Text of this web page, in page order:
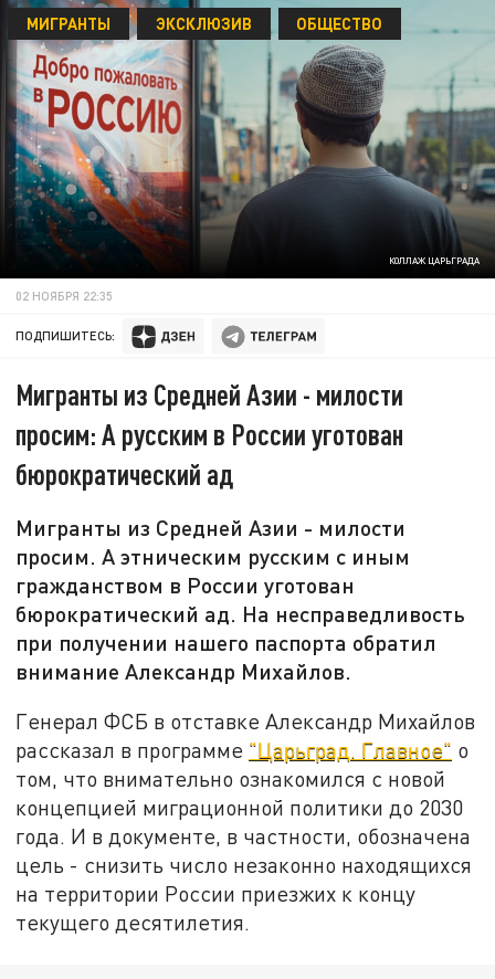
КОЛЛАЖ ЦАРЬГРАДА
МИГРАНТЫ ЭКСКЛЮЗИВ ОБЩЕСТВО
02 НОЯБРЯ 22:35
ПОДПИШИТЕСЬ:
Мигранты из Средней Азии - милости
просим: А русским в России уготован
бюрократический ад
Мигранты из Средней Азии - милости
просим. А этническим русским с иным
гражданством в России уготован
бюрократический ад. На несправедливость
при получении нашего паспорта обратил
внимание Александр Михайлов.
Генерал ФСБ в отставке Александр Михайлов
рассказал в программе "Царьград. Главное" о
том, что внимательно ознакомился с новой
концепцией миграционной политики до 2030
года. И в документе, в частности, обозначена
цель - снизить число незаконно находящихся
на территории России приезжих к концу
текущего десятилетия.